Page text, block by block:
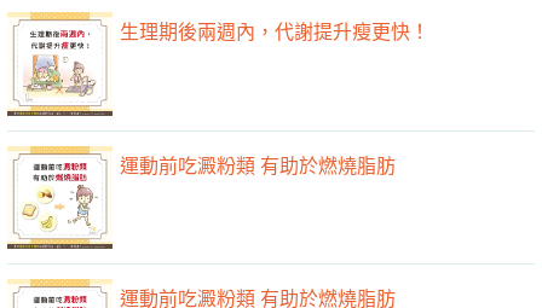
生理期後兩週內，代謝提升瘦更快！
運動前吃澱粉類 有助於燃燒脂肪
運動前吃澱粉類 有助於燃燒脂肪